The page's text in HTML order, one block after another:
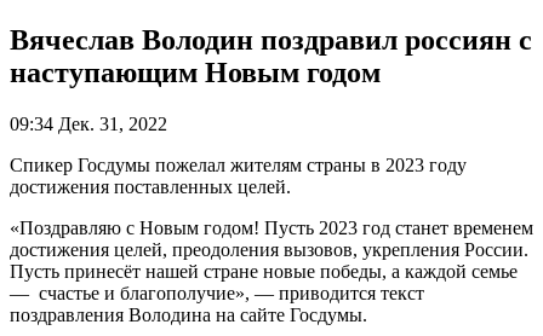
Вячеслав Володин поздравил россиян с
наступающим Новым годом
09:34 Дек. 31, 2022
Спикер Госдумы пожелал жителям страны в 2023 году
достижения поставленных целей.
«Поздравляю с Новым годом! Пусть 2023 год станет временем
достижения целей, преодоления вызовов, укрепления России.
Пусть принесёт нашей стране новые победы, а каждой семье
— счастье и благополучие», — приводится текст
поздравления Володина на сайте Госдумы.